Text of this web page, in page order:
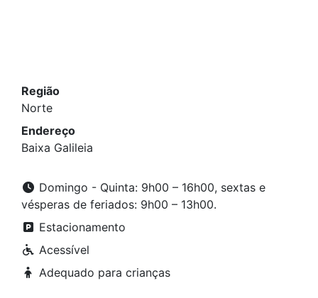
Região
Norte
Endereço
Baixa Galileia
Domingo - Quinta: 9h00 – 16h00, sextas e
vésperas de feriados: 9h00 – 13h00.
Estacionamento
Acessível
Adequado para crianças